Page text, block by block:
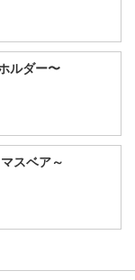
ルダー〜
スベア～